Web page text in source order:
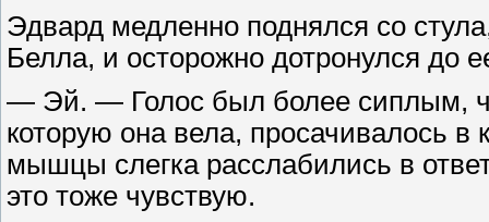
Эдвард медленно поднялся со
Белла, и осторожно дотронулся до
— Эй. — Голос был более сиплым,
которую она вела, просачивалось
мышцы слегка расслабились в
это тоже чувствую.